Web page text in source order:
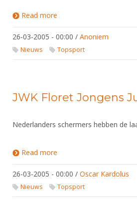
Read more
26-03-2005 - 00:00 / Anoniem
Nieuws Topsport
JWK Floret Jongens
Nederlanders schermers hebben de
Read more
26-03-2005 - 00:00 / Oscar Kardolus
Nieuws Topsport